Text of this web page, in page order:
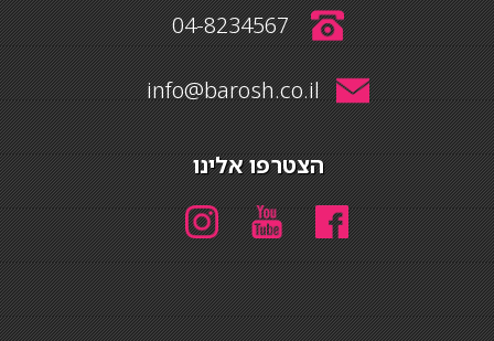
04-8234567
info@barosh.co.il
הצטרפו אלינו